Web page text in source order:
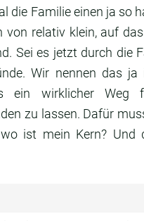
die Familie einen ja so
von relativ klein, auf
Sei es jetzt durch die
Wir nennen das
ein wirklicher Weg
zu lassen. Dafür
ist mein Kern? Und